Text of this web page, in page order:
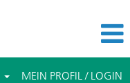
MEIN PROFIL / LOGIN